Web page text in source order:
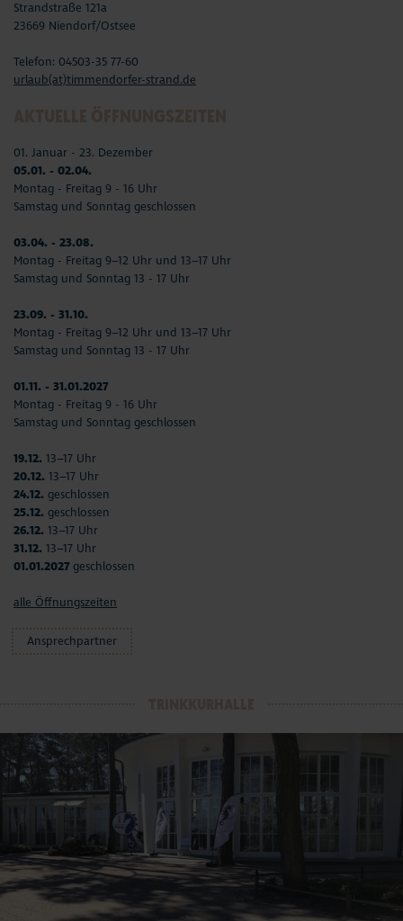
Strandstraße 121a
23669 Niendorf/Ostsee
Telefon: 04503-35 77-60
urlaub(at)timmendorfer-strand.de
01. Januar - 23. Dezember
05.01. - 02.04.
Montag - Freitag 9 - 16 Uhr
Samstag und Sonntag geschlossen
03.04. - 23.08.
Montag - Freitag 9–12 Uhr und 13–17 Uhr
Samstag und Sonntag 13 - 17 Uhr
23.09. - 31.10.
Montag - Freitag 9–12 Uhr und 13–17 Uhr
Samstag und Sonntag 13 - 17 Uhr
01.11. - 31.01.2027
Montag - Freitag 9 - 16 Uhr
Samstag und Sonntag geschlossen
19.12. 13–17 Uhr
20.12. 13–17 Uhr
24.12. geschlossen
25.12. geschlossen
26.12. 13–17 Uhr
31.12. 13–17 Uhr
01.01.2027 geschlossen
alle Öffnungszeiten
Ansprechpartner